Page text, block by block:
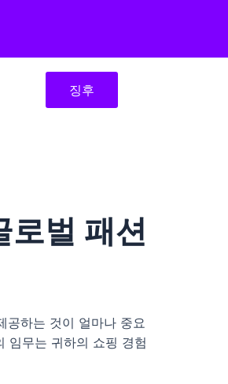
징후
벌 패션
공하는 것이 얼마나 중요
임무는 귀하의 쇼핑 경험